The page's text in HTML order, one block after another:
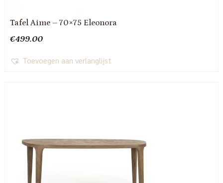
Tafel Aime – 70×75 Eleonora
€499.00
Toevoegen aan verlanglijst